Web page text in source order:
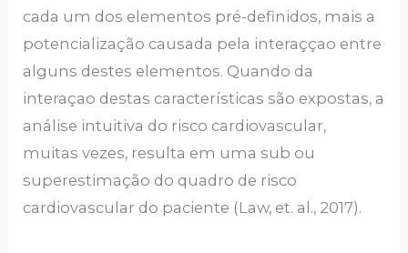
cada um dos elementos pré-definidos, mais a
potencialização causada pela interaççao entre
alguns destes elementos. Quando da
interaçao destas características são expostas, a
análise intuitiva do risco cardiovascular,
muitas vezes, resulta em uma sub ou
superestimação do quadro de risco
cardiovascular do paciente (Law, et. al., 2017).